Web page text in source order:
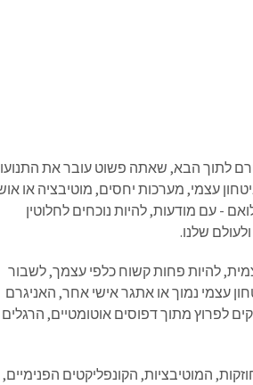
לתוך הבא, שאתה פשוט עובר את
עצמי, מערכות יחסים, מוטיבציה או
- עם מודעות, להיות נוכחים לחלוטין
שלנו.
להיות פחות קשוח כלפי עצמך, לשבור
עצמי נמוך או אתגר אישי אחר, האניגרם
לפרוץ מתוך דפוסים אוטומטיים, הרגלים
המוטיבציות, הקונפליקטים הפנימיים,